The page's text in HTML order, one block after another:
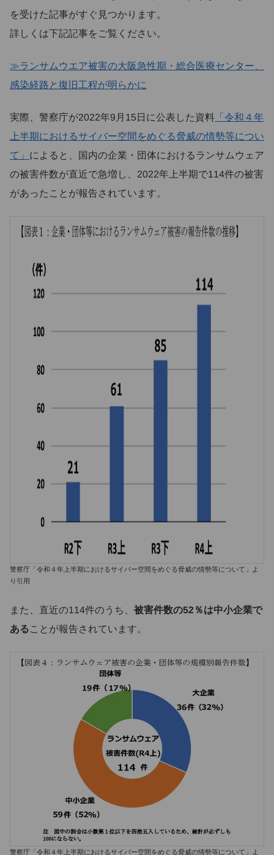
を受けた記事がすぐ見つかります。
詳しくは下記記事をご覧ください。
≫ランサムウエア被害の大阪急性期・総合医療センター、
感染経路と復旧工程が明らかに
実際、警察庁が2022年9月15日に公表した資料 「令和４年
上半期におけるサイバー空間をめぐる脅威の情勢等につい
て」 によると、国内の企業・団体におけるランサムウェア
の被害件数が直近で急増し、2022年上半期で114件の被害
があったことが報告されています。
警察庁「令和４年上半期におけるサイバー空間をめぐる脅威の情勢等について」よ
り引用
また、直近の114件のうち、被害件数の52％は中小企業で
あることが報告されています。
警察庁「令和４年上半期におけるサイバー空間をめぐる脅威の情勢等について」よ